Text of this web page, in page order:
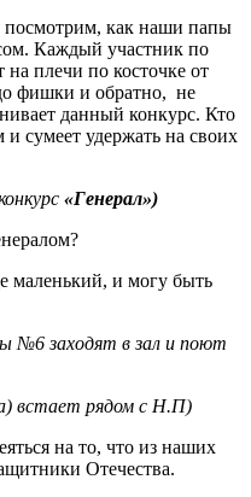
как наши папы
Каждый участник по
на плечи по косточке от
фишки и обратно, не
данный конкурс. Кто
сумеет удержать на своих
«Генерал»)
маленький, и могу быть
№6 заходят в зал и поют
встает рядом с Н.П)
на то, что из наших
Отечества.